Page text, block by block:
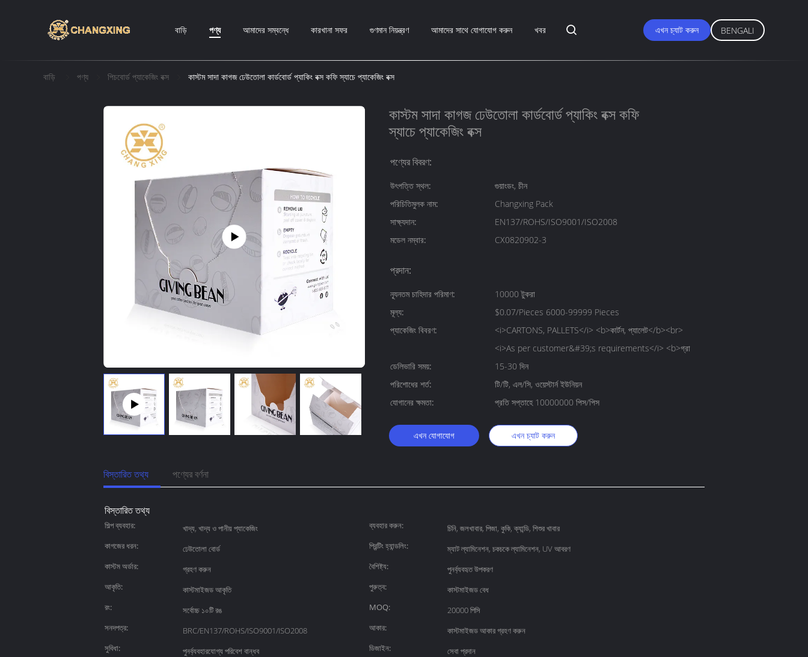
বাড়ি পণ্য আমাদের সম্বন্ধে কারখানা সফর গুণমান নিয়ন্ত্রণ আমাদের সাথে যোগাযোগ করুন খবর এখন চ্যাট করুন BENGALI
বাড়ি পণ্য পিচবোর্ড প্যাকেজিং বক্স কাস্টম সাদা কাগজ ঢেউতোলা কার্ডবোর্ড প্যাকিং বক্স কফি স্যাচে প্যাকেজিং বক্স
কাস্টম সাদা কাগজ ঢেউতোলা কার্ডবোর্ড প্যাকিং বক্স কফি
স্যাচে প্যাকেজিং বক্স
পণ্যের বিবরণ:
উৎপত্তি স্থল:
গুয়াংডং, চীন
পরিচিতিমুলক নাম:
Changxing Pack
সাক্ষ্যদান:
EN137/ROHS/ISO9001/ISO2008
মডেল নম্বার:
CX0820902-3
প্রদান:
ন্যূনতম চাহিদার পরিমাণ:
10000 টুকরা
মূল্য:
$0.07/Pieces 6000-99999 Pieces
প্যাকেজিং বিবরণ:
<i>CARTONS, PALLETS</i> <b>কার্টন, প্যালেট</b><br>
<i>As per customer&#39;s requirements</i> <b>গ্রা
ডেলিভারি সময়:
15-30 দিন
পরিশোধের শর্ত:
টি/টি, এল/সি, ওয়েস্টার্ন ইউনিয়ন
যোগানের ক্ষমতা:
প্রতি সপ্তাহে 10000000 পিস/পিস
এখন যোগাযোগ এখন চ্যাট করুন
বিস্তারিত তথ্য পণ্যের বর্ণনা
বিস্তারিত তথ্য
শিল্প ব্যবহার: খাদ্য, খাদ্য ও পানীয় প্যাকেজিং ব্যবহার করুন:
চিনি, জলখাবার, পিজা, কুকি, ক্যান্ডি, শিশুর খাবার
কাগজের ধরন:
ঢেউতোলা বোর্ড প্রিন্টিং হ্যান্ডলিং:
ম্যাট ল্যামিনেশন, চকচকে ল্যামিনেশন, UV আবরণ
কাস্টম অর্ডার:
গ্রহণ করুন বৈশিষ্ট্য:
পুনর্ব্যবহৃত উপকরণ
আকৃতি:
কাস্টমাইজড আকৃতি পুরুত্ব:
কাস্টমাইজড বেধ
রং:
সর্বোচ্চ ১০টি রঙ MOQ:
20000 পিসি
সনদপত্র:
BRC/EN137/ROHS/ISO9001/ISO2008 আকার:
কাস্টমাইজড আকার গ্রহণ করুন
সুবিধা:
পুনর্ব্যবহারযোগ্য পরিবেশ বান্ধব ডিজাইন:
সেবা প্রদান